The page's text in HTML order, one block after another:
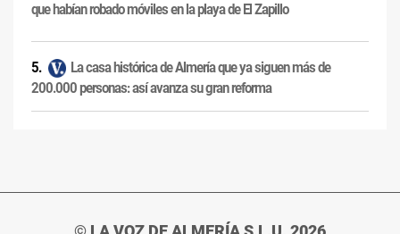
que habían robado móviles en la playa de El Zapillo
La casa histórica de Almería que ya siguen más de
200.000 personas: así avanza su gran reforma